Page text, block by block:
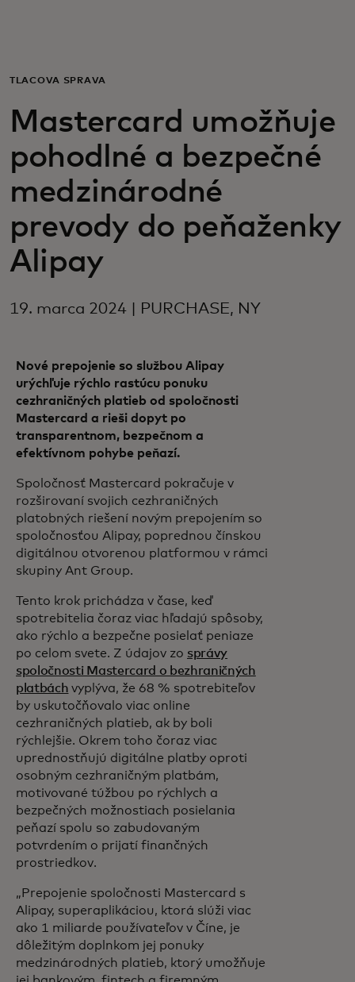
Pre firmy
Pre svet
Pre inovátorov
Novinky a trendy
TLAČOVÁ SPRÁVA
Mastercard umožňuje
pohodlné a bezpečné
medzinárodné
prevody do peňaženky
Alipay
19. marca 2024 | PURCHASE, NY
Nové prepojenie so službou Alipay
urýchľuje rýchlo rastúcu ponuku
cezhraničných platieb od spoločnosti
Mastercard a rieši dopyt po
transparentnom, bezpečnom a
efektívnom pohybe peňazí.
Spoločnosť Mastercard pokračuje v
rozširovaní svojich cezhraničných
platobných riešení novým prepojením so
spoločnosťou Alipay, poprednou čínskou
digitálnou otvorenou platformou v rámci
skupiny Ant Group.
Tento krok prichádza v čase, keď
spotrebitelia čoraz viac hľadajú spôsoby,
ako rýchlo a bezpečne posielať peniaze
po celom svete. Z údajov zo správy
spoločnosti Mastercard o bezhraničných
platbách vyplýva, že 68 % spotrebiteľov
by uskutočňovalo viac online
cezhraničných platieb, ak by boli
rýchlejšie. Okrem toho čoraz viac
uprednostňujú digitálne platby oproti
osobným cezhraničným platbám,
motivované túžbou po rýchlych a
bezpečných možnostiach posielania
peňazí spolu so zabudovaným
potvrdením o prijatí finančných
prostriedkov.
„Prepojenie spoločnosti Mastercard s
Alipay, superaplikáciou, ktorá slúži viac
ako 1 miliarde používateľov v Číne, je
dôležitým doplnkom jej ponuky
medzinárodných platieb, ktorý umožňuje